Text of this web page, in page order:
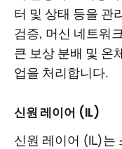
터 및 상태 등을 관
검증, 머신 네트워
큰 보상 분배 및 온
업을 처리합니다.
신원 레이어 (IL)
신원 레이어 (IL)는